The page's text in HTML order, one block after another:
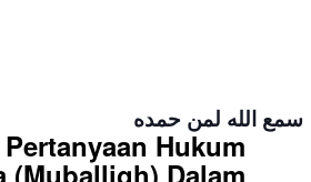
سمع الله لمن حمده
Hukum
(Muballigh) Dalam